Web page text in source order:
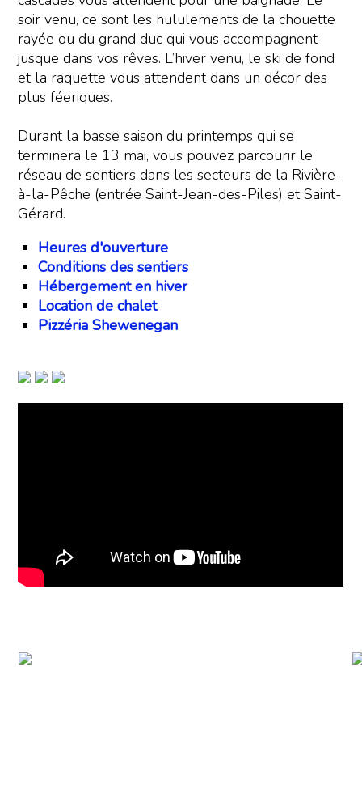
soir venu, ce sont les hululements de la chouette
rayée ou du grand duc qui vous accompagnent
jusque dans vos rêves. L’hiver venu, le ski de fond
et la raquette vous attendent dans un décor des
plus féeriques.
Durant la basse saison du printemps qui se
terminera le 13 mai, vous pouvez parcourir le
réseau de sentiers dans les secteurs de la Rivière-
à-la-Pêche (entrée Saint-Jean-des-Piles) et Saint-
Gérard.
Heures d'ouverture
Conditions des sentiers
Hébergement en hiver
Location de chalet
Pizzéria Shewenegan